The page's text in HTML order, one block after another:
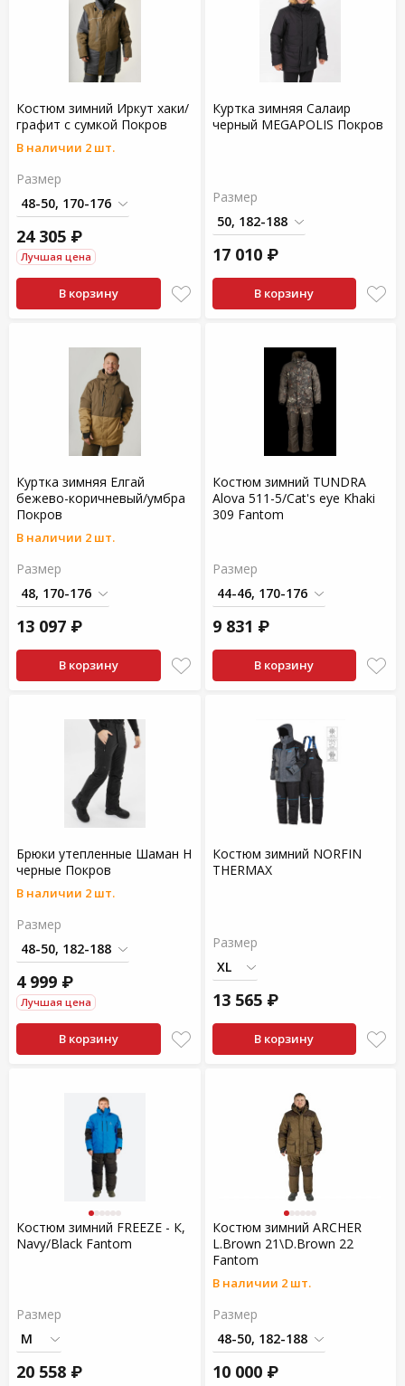
Костюм зимний Иркут хаки/
графит с сумкой Покров
В наличии 2 шт.
Размер
24 305 ₽
Лучшая цена
В корзину
Куртка зимняя Салаир
черный MEGAPOLIS Покров
Размер
17 010 ₽
В корзину
Куртка зимняя Елгай
бежево-коричневый/умбра
Покров
В наличии 2 шт.
Размер
13 097 ₽
В корзину
Костюм зимний TUNDRA
Alova 511-5/Cat's eye Khaki
309 Fantom
Размер
9 831 ₽
В корзину
Брюки утепленные Шаман Н
черные Покров
В наличии 2 шт.
Размер
4 999 ₽
Лучшая цена
В корзину
Костюм зимний NORFIN
THERMAX
Размер
13 565 ₽
В корзину
Костюм зимний FREEZE - К,
Navy/Black Fantom
Размер
20 558 ₽
Костюм зимний ARCHER
L.Brown 21\D.Brown 22
Fantom
В наличии 2 шт.
Размер
10 000 ₽